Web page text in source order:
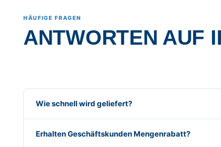
HÄUFIGE FRAGEN
ANTWORTEN AUF
Wie schnell wird geliefert?
Erhalten Geschäftskunden Mengenrabatt?